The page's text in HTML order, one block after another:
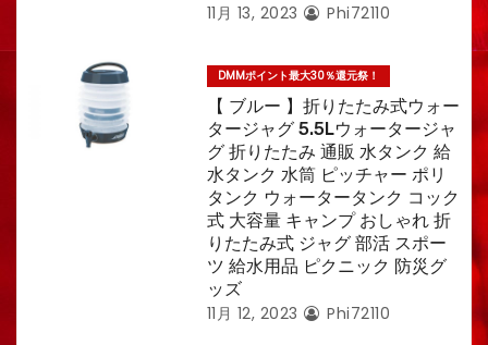
11月 13, 2023 Phi72110
DMMポイント最大30％還元祭！
【 ブルー 】折りたたみ式ウォー
タージャグ 5.5Lウォータージャ
グ 折りたたみ 通販 水タンク 給
水タンク 水筒 ピッチャー ポリ
タンク ウォータータンク コック
式 大容量 キャンプ おしゃれ 折
りたたみ式 ジャグ 部活 スポー
ツ 給水用品 ピクニック 防災グ
ッズ
11月 12, 2023 Phi72110